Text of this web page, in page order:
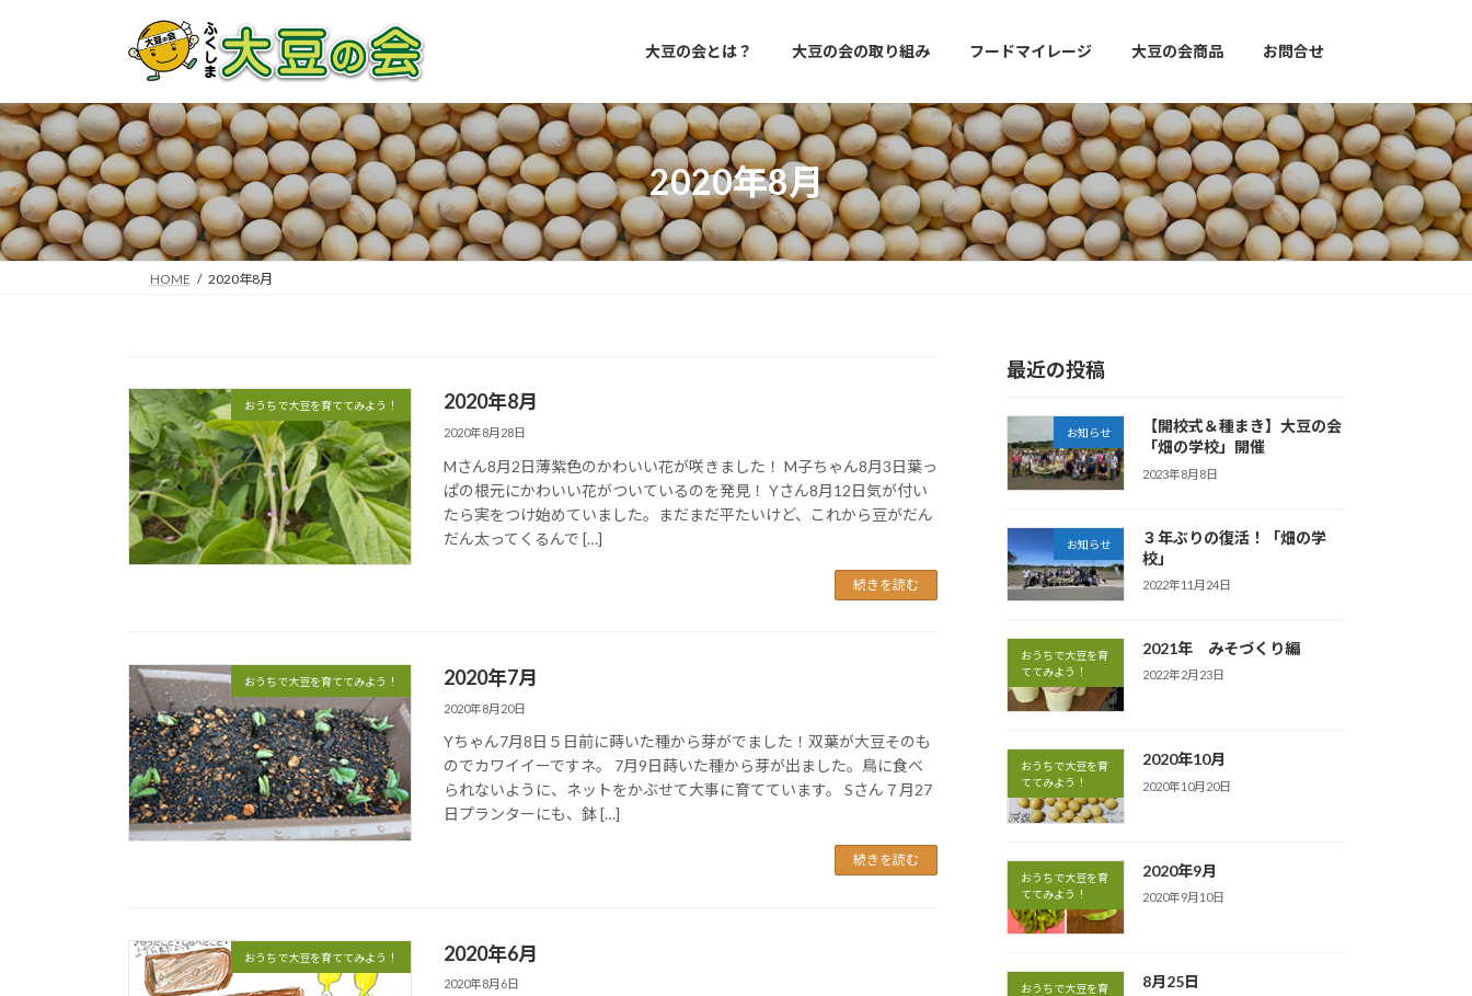
ツ
へ
ス
キ
ッ
プ
シ
ョ
ン
に
移
動
大豆の会とは？ 大豆の会の取り組み フードマイレージ 大豆の会商品 お問合せ
2020年8月
HOME 2020年8月
おうちで大豆を育ててみよう！ 2020年8月
2020年8月28日
Mさん8月2日薄紫色のかわいい花が咲きました！ M子ちゃん8月3日葉っ
ぱの根元にかわいい花がついているのを発見！ Yさん8月12日気が付い
たら実をつけ始めていました。まだまだ平たいけど、これから豆がだん
だん太ってくるんで […]
続きを読む
おうちで大豆を育ててみよう！ 2020年7月
2020年8月20日
Yちゃん7月8日５日前に蒔いた種から芽がでました！双葉が大豆そのも
のでカワイイーですネ。 7月9日蒔いた種から芽が出ました。鳥に食べ
られないように、ネットをかぶせて大事に育てています。 Sさん７月27
日プランターにも、鉢 […]
続きを読む
おうちで大豆を育ててみよう！ 2020年6月
2020年8月6日
最近の投稿
お知らせ
【開校式＆種まき】大豆の会
「畑の学校」開催
2023年8月8日
お知らせ
３年ぶりの復活！「畑の学
校」
2022年11月24日
おうちで大豆を育
ててみよう！
2021年 みそづくり編
2022年2月23日
おうちで大豆を育
ててみよう！
2020年10月
2020年10月20日
おうちで大豆を育
ててみよう！
2020年9月
2020年9月10日
おうちで大豆を育
8月25日